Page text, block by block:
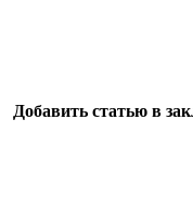
Добавить статью в